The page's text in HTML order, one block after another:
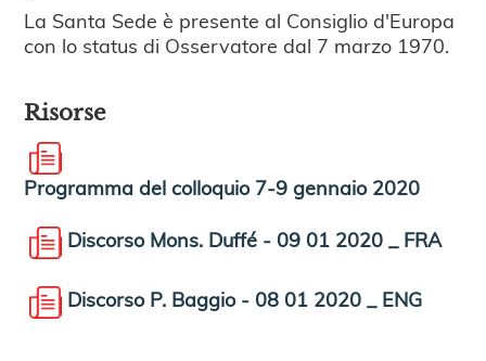
La Santa Sede è presente al Consiglio d'Europa
con lo status di Osservatore dal 7 marzo 1970.
Risorse
Programma del colloquio 7-9 gennaio 2020
Discorso Mons. Duffé - 09 01 2020 _ FRA
Discorso P. Baggio - 08 01 2020 _ ENG